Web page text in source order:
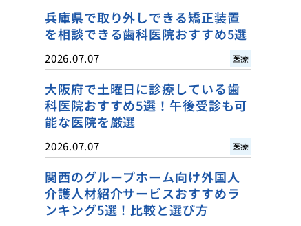
兵庫県で取り外しできる矯正装置
を相談できる歯科医院おすすめ5選
2026.07.07 医療
大阪府で土曜日に診療している歯
科医院おすすめ5選！午後受診も可
能な医院を厳選
2026.07.07 医療
関西のグループホーム向け外国人
介護人材紹介サービスおすすめラ
ンキング5選！比較と選び方